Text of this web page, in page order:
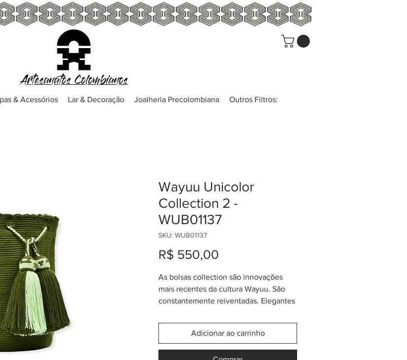
Artesanatos Colombianos
& Acessórios Lar & Decoração Joalheria Precolombiana Outros Filtros:
Wayuu Unicolor
Collection 2 -
WUB01137
SKU: WUB01137
R$ 550,00
As bolsas collection são innovações
mais recentes da cultura Wayuu. São
constantemente reiventadas. Elegantes
Estas bolsas "Wayuu Unicolor
Collection" são tecidas usando a
técnica de "crochê Wayuu" da mais alta
Adicionar ao carrinho